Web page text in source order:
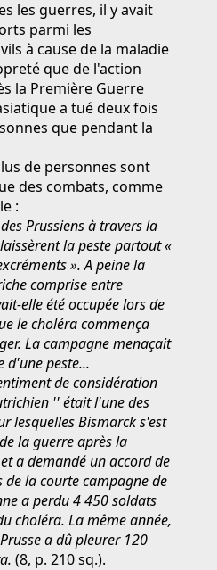
les guerres, il y avait
parmi les
à cause de la maladie
que de l'action
la Première Guerre
a tué deux fois
que pendant la
de personnes sont
des combats, comme
:
Prussiens à travers la
la peste partout «
». A peine la
comprise entre
elle été occupée lors de
le choléra commença
La campagne menaçait
d'une peste...
de considération
'' était l'une des
lesquelles Bismarck s'est
la guerre après la
a demandé un accord de
de la courte campagne de
a perdu 4 450 soldats
choléra. La même année,
a dû pleurer 120
(8, p. 210 sq.).